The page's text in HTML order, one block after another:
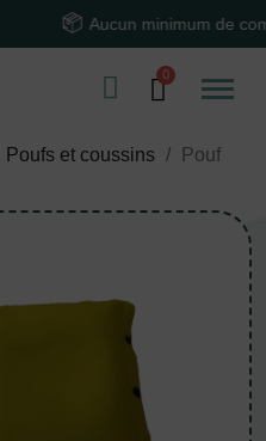
Aucun minimum de
Poufs et coussins
Pouf